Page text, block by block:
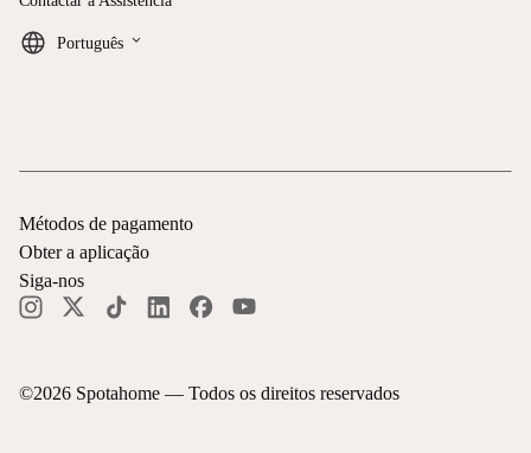
Português keyboard_arrow_down
©2026 Spotahome — Todos os direitos reservados
Métodos de pagamento
Obter a aplicação
Siga-nos